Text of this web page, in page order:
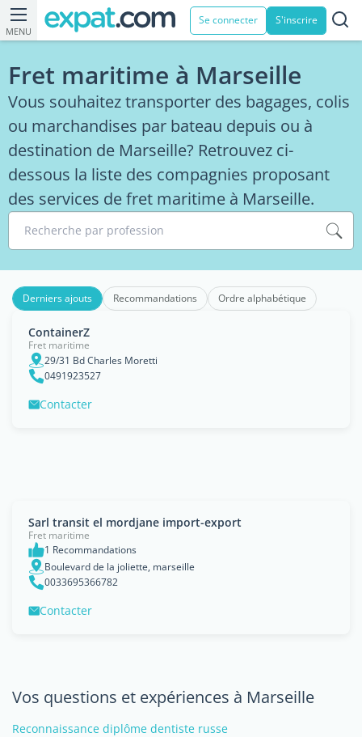
MENU
Se connecter S'inscrire
Fret maritime à Marseille
Vous souhaitez transporter des bagages, colis
ou marchandises par bateau depuis ou à
destination de Marseille? Retrouvez ci-
dessous la liste des compagnies proposant
des services de fret maritime à Marseille.
Recherche par profession
Derniers ajouts Recommandations Ordre alphabétique
ContainerZ
Fret maritime
29/31 Bd Charles Moretti
0491923527
Contacter
Sarl transit el mordjane import-export
Fret maritime
1 Recommandations
Boulevard de la joliette, marseille
0033695366782
Contacter
Vos questions et expériences à Marseille
Reconnaissance diplôme dentiste russe